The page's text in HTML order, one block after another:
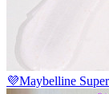
💜Maybelline